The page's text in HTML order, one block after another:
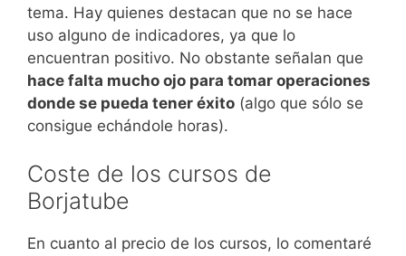
tema. Hay quienes destacan que no se hace
uso alguno de indicadores, ya que lo
encuentran positivo. No obstante señalan que
hace falta mucho ojo para tomar operaciones
donde se pueda tener éxito (algo que sólo se
consigue echándole horas).
Coste de los cursos de
Borjatube
En cuanto al precio de los cursos, lo comentaré